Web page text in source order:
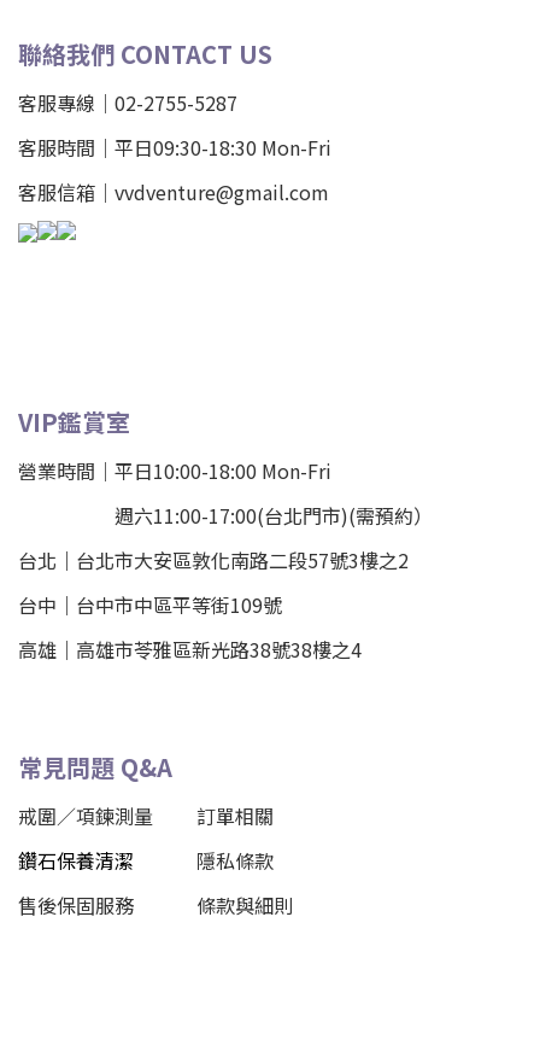
聯絡我們 CONTACT US
客服專線｜02-2755-5287
客服時間｜平日09:30-18:30 Mon-Fri
客服信箱｜vvdventure@gmail.com
VIP鑑賞室
營業時間｜平日10:00-18:00 Mon-Fri
週六11:00-17:00(台北門市)(需預約）
台北 ｜ 台北市大安區敦化南路二段57號3樓之2
台中｜ 台中市中區平等街109號
高雄｜ 高雄市苓雅區新光路38號38樓之4
常見問題 Q&A
戒圍／項鍊測量
訂單相關
鑽石保養清潔
隱私條款
售後保固服務
條款與細則